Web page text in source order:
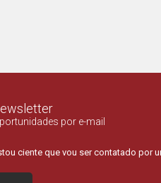
por e-mail
ciente que vou ser contatado por